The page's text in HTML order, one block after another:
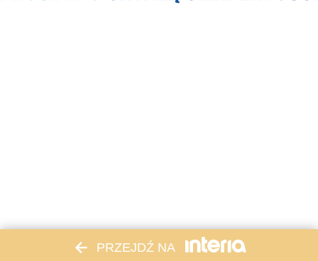
PRZEJDŹ NA